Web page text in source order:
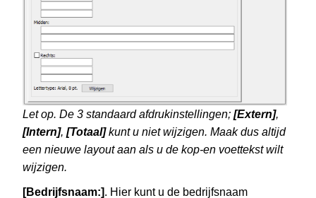
Let op. De 3 standaard afdrukinstellingen; [Extern],
[Intern], [Totaal]kunt u niet wijzigen. Maak dus altijd
een nieuwe layout aan als u de kop-en voettekst wilt
wijzigen.
[Bedrijfsnaam:]. Hier kunt u de bedrijfsnaam